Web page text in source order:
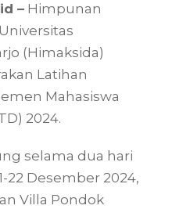
– Himpunan
(Himaksida)
Latihan
Mahasiswa
2024.
selama dua hari
22 Desember 2024,
Villa Pondok